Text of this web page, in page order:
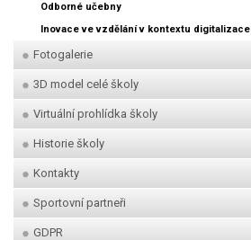
Odborné učebny
Inovace ve vzdělání v kontextu digitalizace
Fotogalerie
3D model celé školy
Virtuální prohlídka školy
Historie školy
Kontakty
Sportovní partneři
GDPR